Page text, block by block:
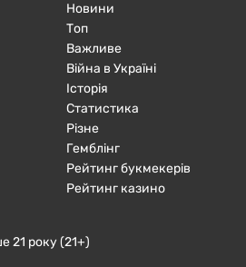
Новини
Топ
Важливе
Війна в Україні
Історія
Статистика
Різне
Гемблінг
Рейтинг букмекерів
Рейтинг казино
21 року (21+)